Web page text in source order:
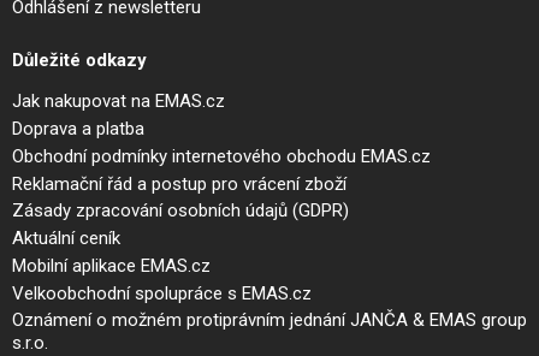
Odhlášení z newsletteru
Důležité odkazy
Jak nakupovat na EMAS.cz
Doprava a platba
Obchodní podmínky internetového obchodu EMAS.cz
Reklamační řád a postup pro vrácení zboží
Zásady zpracování osobních údajů (GDPR)
Aktuální ceník
Mobilní aplikace EMAS.cz
Velkoobchodní spolupráce s EMAS.cz
Oznámení o možném protiprávním jednání JANČA & EMAS group
s.r.o.